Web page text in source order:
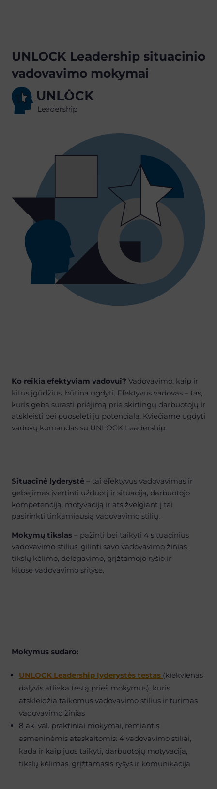
UNLOCK Leadership situacinio
vadovavimo mokymai
Ko reikia efektyviam vadovui? Vadovavimo, kaip ir
kitus įgūdžius, būtina ugdyti. Efektyvus vadovas – tas,
kuris geba surasti priėjimą prie skirtingų darbuotojų ir
atskleisti bei puoselėti jų potencialą. Kviečiame ugdyti
vadovų komandas su UNLOCK Leadership.
Situacinė lyderystė – tai efektyvus vadovavimas ir
gebėjimas įvertinti užduotį ir situaciją, darbuotojo
kompetenciją, motyvaciją ir atsižvelgiant į tai
pasirinkti tinkamiausią vadovavimo stilių.
Mokymų tikslas – pažinti bei taikyti 4 situacinius
vadovavimo stilius, gilinti savo vadovavimo žinias
tikslų kėlimo, delegavimo, grįžtamojo ryšio ir
kitose vadovavimo srityse.
Mokymus sudaro:
UNLOCK Leadership lyderystės testas (kiekvienas
dalyvis atlieka testą prieš mokymus), kuris
atskleidžia taikomus vadovavimo stilius ir turimas
vadovavimo žinias
8 ak. val. praktiniai mokymai, remiantis
asmeninėmis ataskaitomis: 4 vadovavimo stiliai,
kada ir kaip juos taikyti, darbuotojų motyvacija,
tikslų kėlimas, grįžtamasis ryšys ir komunikacija